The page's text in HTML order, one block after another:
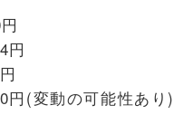
円
(変動の可能性あり)